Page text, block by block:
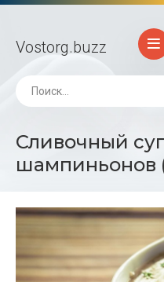
Vostorg.buzz
Сливочный
шампиньонов